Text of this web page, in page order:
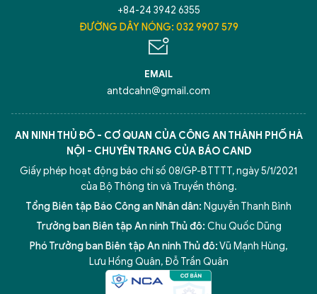
+84-24 3942 6355
ĐƯỜNG DÂY NÓNG: 032 9907 579
EMAIL
antdcahn@gmail.com
AN NINH THỦ ĐÔ - CƠ QUAN CỦA CÔNG AN THÀNH PHỐ HÀ
NỘI - CHUYÊN TRANG CỦA BÁO CAND
Giấy phép hoạt động báo chí số 08/GP-BTTTT, ngày 5/1/2021
của Bộ Thông tin và Truyền thông.
Tổng Biên tập Báo Công an Nhân dân: Nguyễn Thanh Bình
Trưởng ban Biên tập An ninh Thủ đô: Chu Quốc Dũng
Phó Trưởng ban Biên tập An ninh Thủ đô:Vũ Mạnh Hùng,
Lưu Hồng Quân, Đỗ Trần Quân
Hãy hỏi tôi bất kỳ điều gì bạn cần biết về
An Ninh Thủ Đô nhé. Tôi sẵn sàng hỗ trợ!
5 điểm nghẽn của Hà Nội giải pháp xử lý điểm nghẽn của